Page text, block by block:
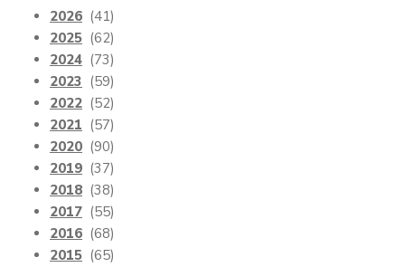
2026 (41)
2025 (62)
2024 (73)
2023 (59)
2022 (52)
2021 (57)
2020 (90)
2019 (37)
2018 (38)
2017 (55)
2016 (68)
2015 (65)